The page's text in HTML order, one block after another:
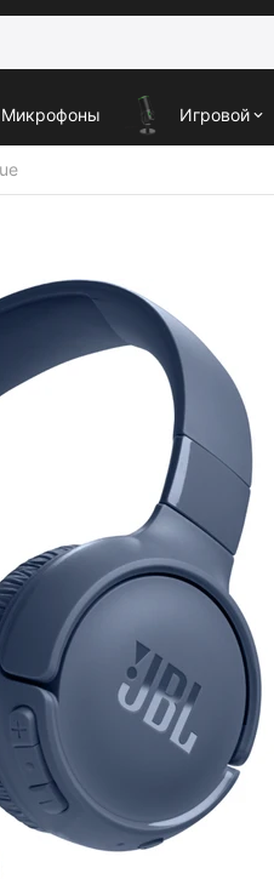
Микрофоны Игровой